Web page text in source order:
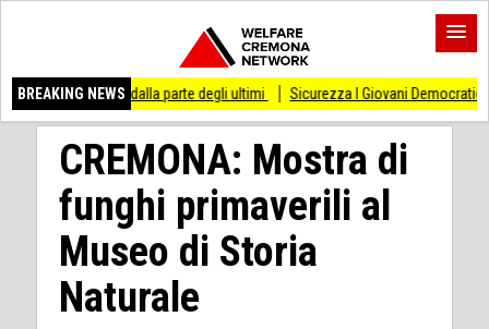
BREAKING NEWS
di stare dalla parte degli ultimi Sicurezza I Giovani Democratici ribattono
CREMONA: Mostra di
funghi primaverili al
Museo di Storia
Naturale